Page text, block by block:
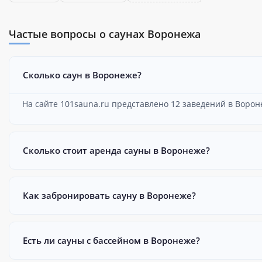
Частые вопросы о саунах Воронежа
Сколько саун в Воронеже?
На сайте 101sauna.ru представлено 12 заведений в
Сколько стоит аренда сауны в Воронеже?
Как забронировать сауну в Воронеже?
Есть ли сауны с бассейном в Воронеже?